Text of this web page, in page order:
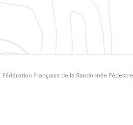
Fédération Française de la Randonnée Pédestre